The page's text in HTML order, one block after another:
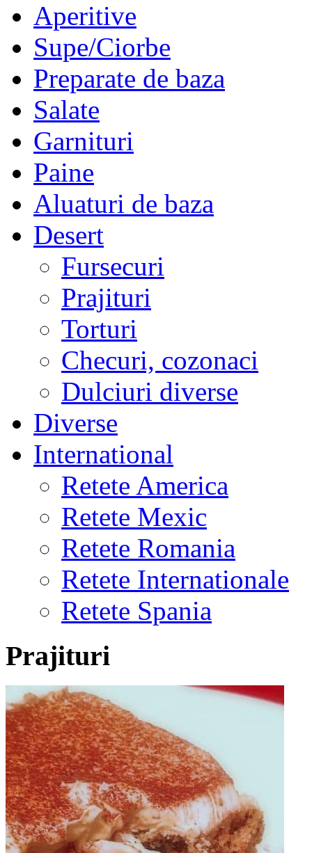
Aperitive
Supe/Ciorbe
Preparate de baza
Salate
Garnituri
Paine
Aluaturi de baza
Desert
Fursecuri
Prajituri
Torturi
Checuri, cozonaci
Dulciuri diverse
Diverse
International
Retete America
Retete Mexic
Retete Romania
Retete Internationale
Retete Spania
Prajituri